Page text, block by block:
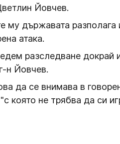
Йовчев.
му държавата разполага
атака.
разследване докрай
н Йовчев.
да се внимава в
която не трябва да си